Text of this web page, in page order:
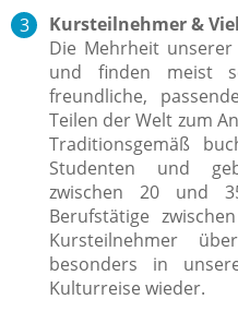
Kursteilnehmer &
Die Mehrheit
und finden meist
freundliche,
Teilen der Welt zum
Traditionsgemäß
Studenten und
zwischen 20 und
Berufstätige
Kursteilnehmer
besonders in
Kulturreise wieder.